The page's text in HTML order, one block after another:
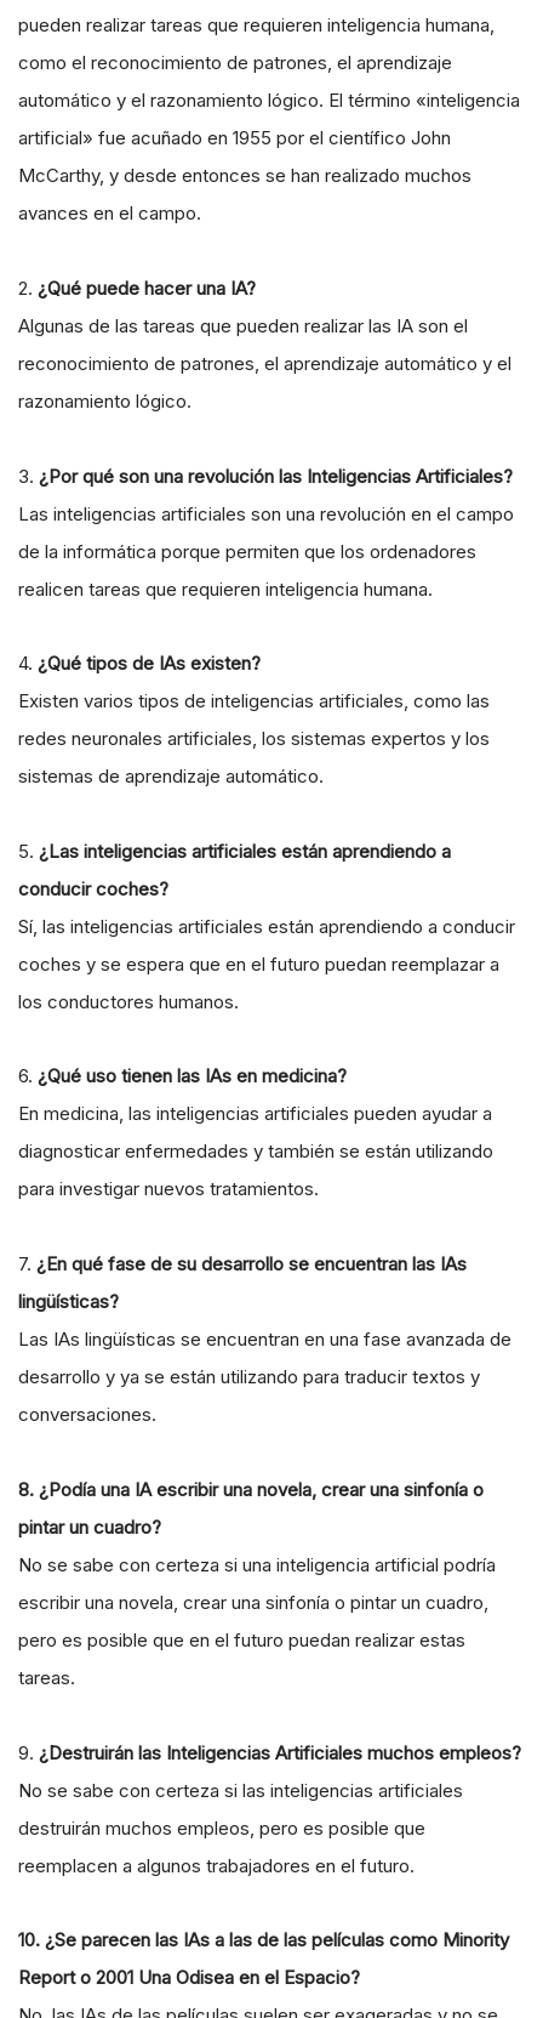
pueden realizar tareas que requieren inteligencia humana,
como el reconocimiento de patrones, el aprendizaje
automático y el razonamiento lógico. El término «inteligencia
artificial» fue acuñado en 1955 por el científico John
McCarthy, y desde entonces se han realizado muchos
avances en el campo.
2. ¿Qué puede hacer una IA?
Algunas de las tareas que pueden realizar las IA son el
reconocimiento de patrones, el aprendizaje automático y el
razonamiento lógico.
3. ¿Por qué son una revolución las Inteligencias Artificiales?
Las inteligencias artificiales son una revolución en el campo
de la informática porque permiten que los ordenadores
realicen tareas que requieren inteligencia humana.
4. ¿Qué tipos de IAs existen?
Existen varios tipos de inteligencias artificiales, como las
redes neuronales artificiales, los sistemas expertos y los
sistemas de aprendizaje automático.
5. ¿Las inteligencias artificiales están aprendiendo a
conducir coches?
Sí, las inteligencias artificiales están aprendiendo a conducir
coches y se espera que en el futuro puedan reemplazar a
los conductores humanos.
6. ¿Qué uso tienen las IAs en medicina?
En medicina, las inteligencias artificiales pueden ayudar a
diagnosticar enfermedades y también se están utilizando
para investigar nuevos tratamientos.
7. ¿En qué fase de su desarrollo se encuentran las IAs
lingüísticas?
Las IAs lingüísticas se encuentran en una fase avanzada de
desarrollo y ya se están utilizando para traducir textos y
conversaciones.
8. ¿Podía una IA escribir una novela, crear una sinfonía o
pintar un cuadro?
No se sabe con certeza si una inteligencia artificial podría
escribir una novela, crear una sinfonía o pintar un cuadro,
pero es posible que en el futuro puedan realizar estas
tareas.
9. ¿Destruirán las Inteligencias Artificiales muchos empleos?
No se sabe con certeza si las inteligencias artificiales
destruirán muchos empleos, pero es posible que
reemplacen a algunos trabajadores en el futuro.
10. ¿Se parecen las IAs a las de las películas como Minority
Report o 2001 Una Odisea en el Espacio?